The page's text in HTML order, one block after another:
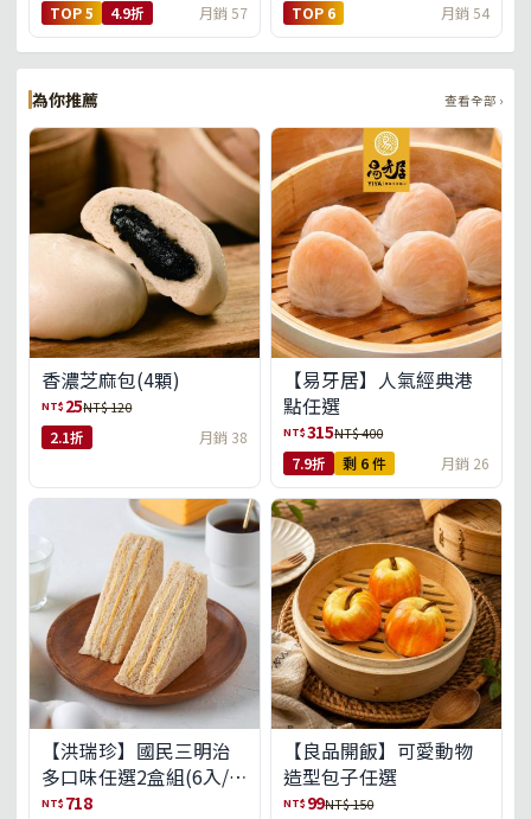
TOP 5 4.9折 月銷 57 TOP 6 月銷 54
為你推薦 查看全部 ›
香濃芝麻包(4顆)
NT$ 25NT$ 120
2.1折 月銷 38
【易牙居】人氣經典港
點任選
NT$315NT$ 400
7.9折 剩 6 件 月銷 26
【洪瑞珍】國民三明治
多口味任選2盒組(6入/
盒)(免運)
NT$ 718
【良品開飯】可愛動物
造型包子任選
NT$ 99NT$ 150